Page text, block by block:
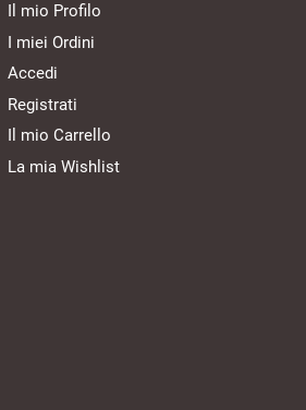
Il mio Profilo
I miei Ordini
Accedi
Registrati
Il mio Carrello
La mia Wishlist